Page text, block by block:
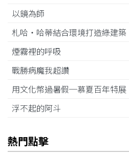
以鏡為師
札哈‧哈蒂結合環境打造綠建築
煙霧裡的呼吸
戰勝病魔我超讚
用文化幣過暑假─慕夏百年特展
浮不起的阿斗
熱門點擊